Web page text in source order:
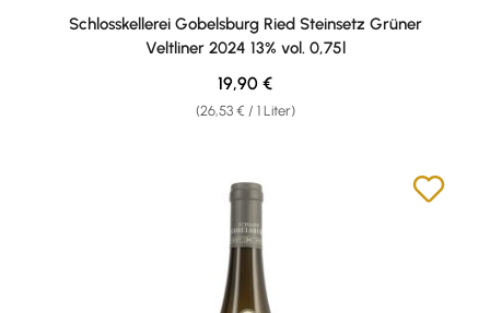
Durchschnittliche Bewertung von 5 von 5 Sternen
Schlosskellerei Gobelsburg Ried Steinsetz Grüner
Veltliner 2024 13% vol. 0,75l
(26,53 € / 1 Liter)
Regulärer Preis:
19,90 €